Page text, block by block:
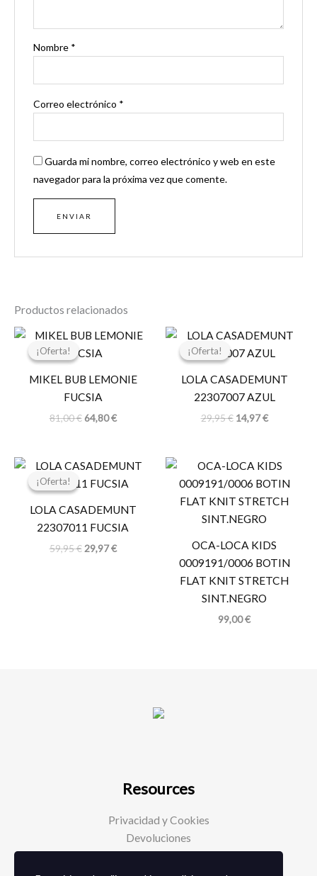
Nombre *
Correo electrónico *
Guarda mi nombre, correo electrónico y web en este
navegador para la próxima vez que comente.
Productos relacionados
¡Oferta!
¡Oferta!
MIKEL BUB LEMONIE
FUCSIA
81,00€
El
original
81,00 €.
64,80€
El
64,80 €.
¡Oferta!
¡Oferta!
LOLA CASADEMUNT
22307007 AZUL
29,95€
El
original
29,95 €.
14,97€
El
actual
14,97 €.
¡Oferta!
¡Oferta!
LOLA CASADEMUNT
22307011 FUCSIA
59,95€
El
original
59,95 €.
29,97€
El
actual
29,97 €.
OCA-LOCA KIDS
0009191/0006 BOTIN
FLAT KNIT STRETCH
SINT.NEGRO
99,00€
Resources
Privacidad y Cookies
Devoluciones